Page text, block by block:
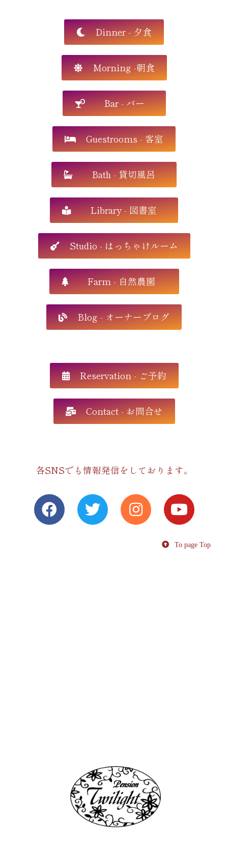
Dinner - 夕食
Morning -朝食
Bar - バー
Guestrooms - 客室
Bath - 貸切風呂
Library - 図書室
Studio - はっちゃけルーム
Farm - 自然農園
Blog - オーナーブログ
Reservation - ご予約
Contact - お問合せ
各SNSでも情報発信をしております。
To page Top